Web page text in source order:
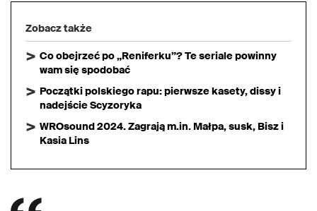
Zobacz także
Co obejrzeć po „Reniferku”? Te seriale powinny
wam się spodobać
Początki polskiego rapu: pierwsze kasety, dissy i
nadejście Scyzoryka
WROsound 2024. Zagrają m.in. Małpa, susk, Bisz i
Kasia Lins